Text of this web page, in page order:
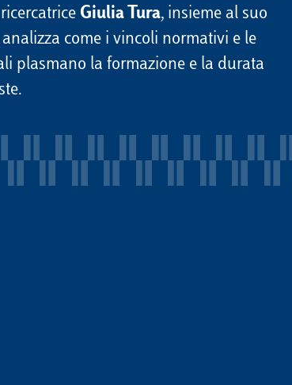
Giulia Tura, insieme al suo
come i vincoli normativi e le
plasmano la formazione e la durata